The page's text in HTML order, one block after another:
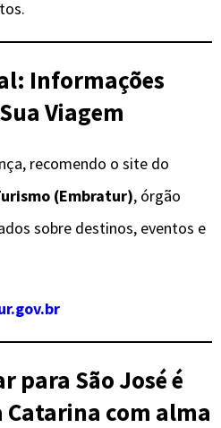
Informações
Viagem
recomendo o site do
(Embratur), órgão
sobre destinos, eventos e
para São José é
com alma